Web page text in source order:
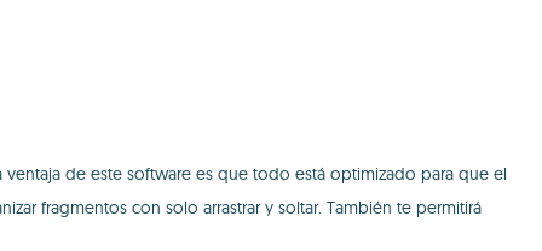
de este software es que todo está optimizado para que el
fragmentos con solo arrastrar y soltar. También te permitirá